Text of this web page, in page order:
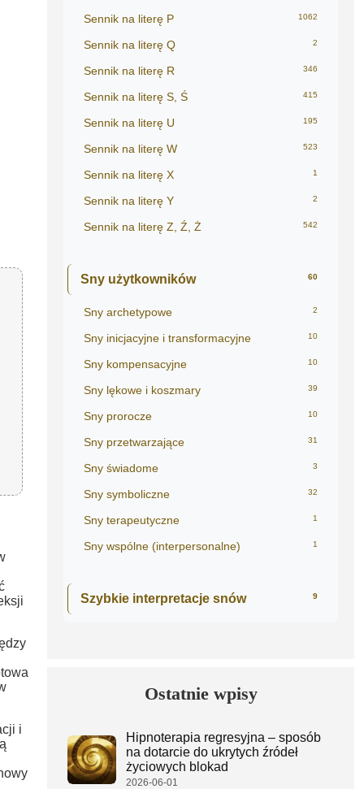
i
Sennik na literę P 1062
Sennik na literę Q 2
Sennik na literę R 346
Sennik na literę S, Ś 415
Sennik na literę U 195
Sennik na literę W 523
Sennik na literę X 1
Sennik na literę Y 2
Sennik na literę Z, Ź, Ż 542
Sny użytkowników 60
Sny archetypowe 2
Sny inicjacyjne i transformacyjne 10
Sny kompensacyjne 10
Sny lękowe i koszmary 39
Sny prorocze 10
Sny przetwarzające 31
Sny świadome 3
Sny symboliczne 32
Sny terapeutyczne 1
Sny wspólne (interpersonalne) 1
Szybkie interpretacje snów 9
Ostatnie wpisy
Hipnoterapia regresyjna – sposób
na dotarcie do ukrytych źródeł
życiowych blokad
2026-06-01